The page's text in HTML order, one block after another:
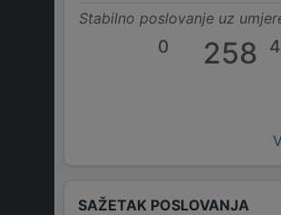
Stabilno poslovanje uz
0 258
SAŽETAK POSLOVANJA